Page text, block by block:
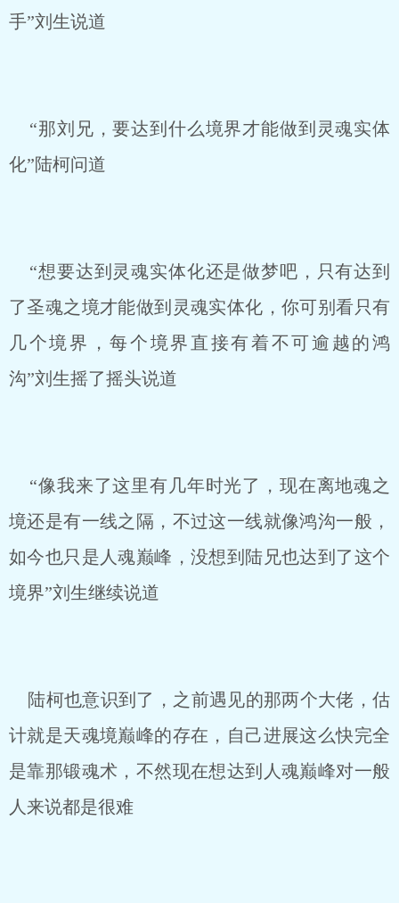
手”刘生说道
“那刘兄，要达到什么境界才能做到灵魂实体
化”陆柯问道
“想要达到灵魂实体化还是做梦吧，只有达到
了圣魂之境才能做到灵魂实体化，你可别看只有
几个境界，每个境界直接有着不可逾越的鸿
沟”刘生摇了摇头说道
“像我来了这里有几年时光了，现在离地魂之
境还是有一线之隔，不过这一线就像鸿沟一般，
如今也只是人魂巅峰，没想到陆兄也达到了这个
境界”刘生继续说道
陆柯也意识到了，之前遇见的那两个大佬，估
计就是天魂境巅峰的存在，自己进展这么快完全
是靠那锻魂术，不然现在想达到人魂巅峰对一般
人来说都是很难